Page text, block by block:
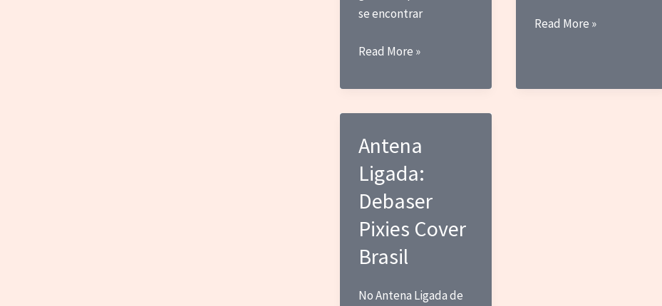
se encontrar
Antena
–
Garrafa
Read More »
Antena
Read More »
Antena
Ligada:
Debaser
Pixies Cover
Brasil
No Antena Ligada de